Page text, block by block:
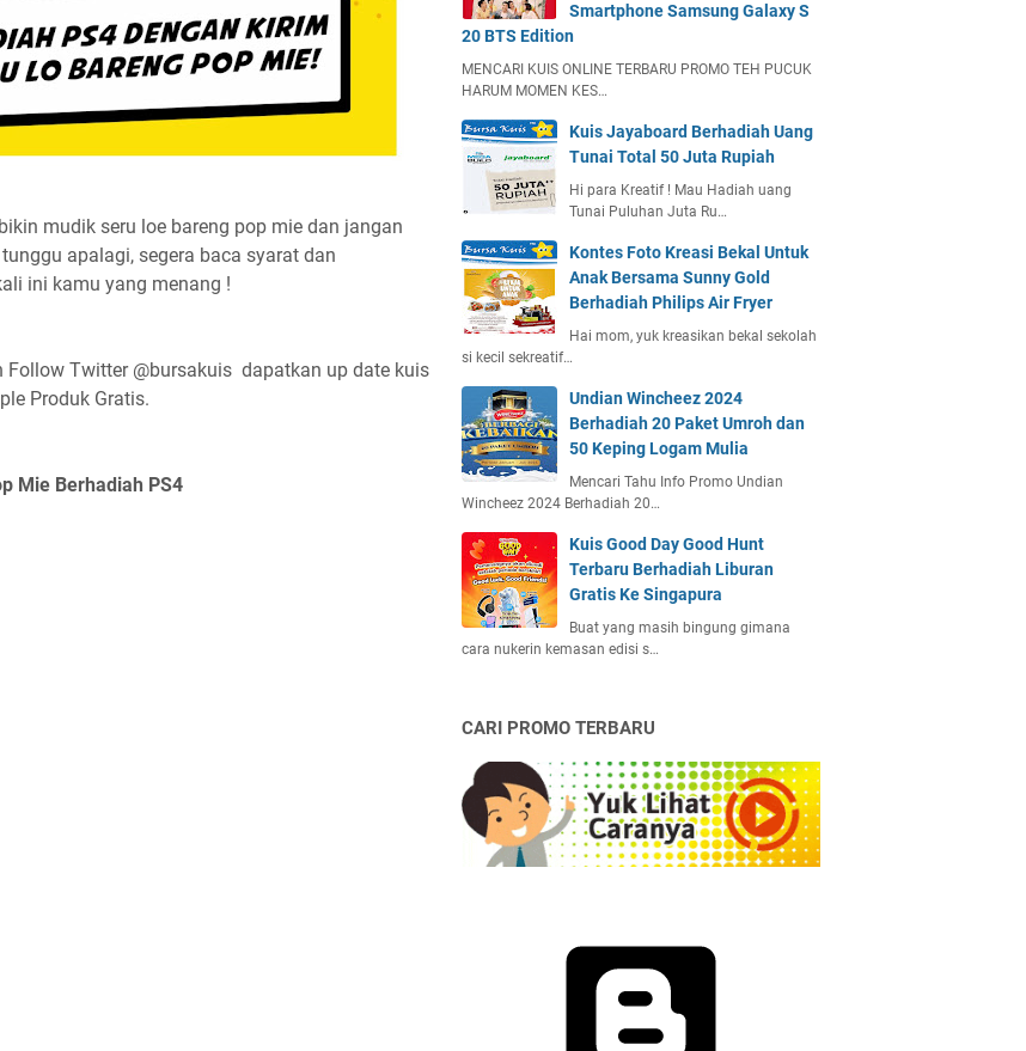
mudik seru loe bareng pop mie dan jangan
apalagi, segera baca syarat dan
ini kamu yang menang !
Follow Twitter @bursakuis dapatkan up date kuis
Produk Gratis.
Mie Berhadiah PS4
Smartphone Samsung Galaxy S
20 BTS Edition
MENCARI KUIS ONLINE TERBARU PROMO TEH PUCUK
HARUM MOMEN KES…
Kuis Jayaboard Berhadiah Uang
Tunai Total 50 Juta Rupiah
Hi para Kreatif ! Mau Hadiah uang
Tunai Puluhan Juta Ru…
Kontes Foto Kreasi Bekal Untuk
Anak Bersama Sunny Gold
Berhadiah Philips Air Fryer
Hai mom, yuk kreasikan bekal sekolah
si kecil sekreatif…
Undian Wincheez 2024
Berhadiah 20 Paket Umroh dan
50 Keping Logam Mulia
Mencari Tahu Info Promo Undian
Wincheez 2024 Berhadiah 20…
Kuis Good Day Good Hunt
Terbaru Berhadiah Liburan
Gratis Ke Singapura
Buat yang masih bingung gimana
cara nukerin kemasan edisi s…
CARI PROMO TERBARU